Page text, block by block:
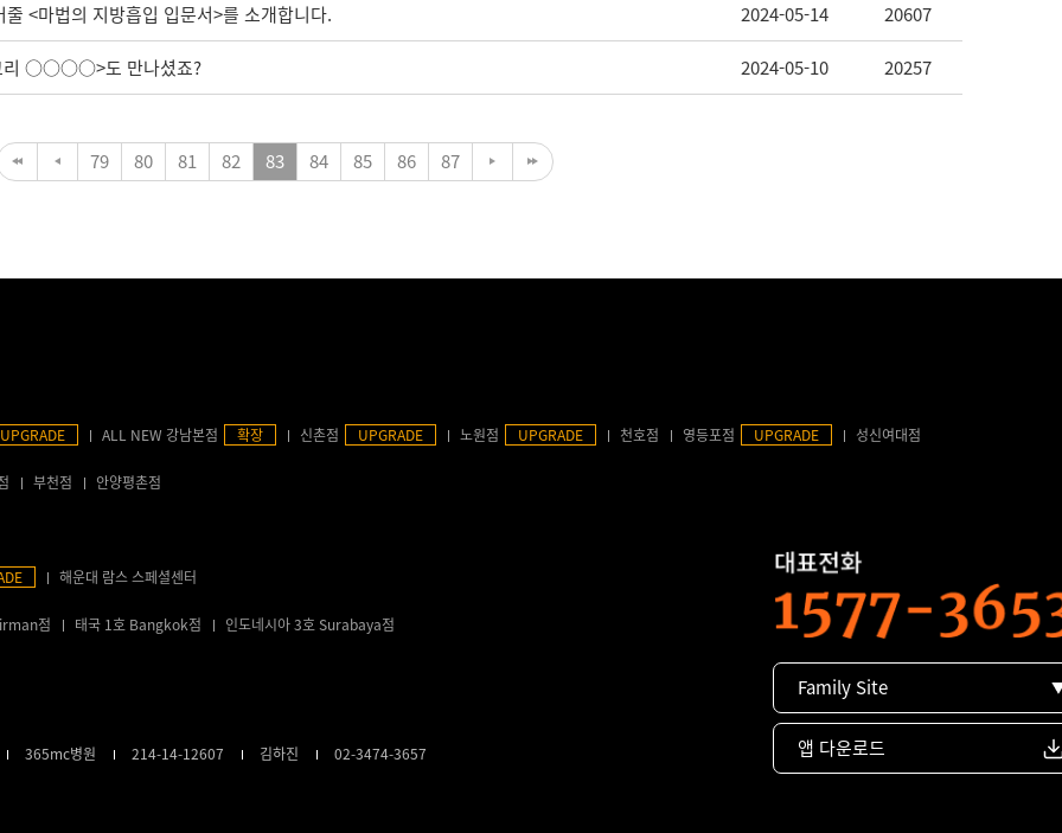
<마법의 지방흡입 입문서>를 소개합니다. 2024-05-14 20607
고리 ○○○○>도 만나셨죠? 2024-05-10 20257
79 80 81 82 83 84 85 86 87
UPGRADE ALL NEW 강남본점 확장 신촌점 UPGRADE 노원점 UPGRADE 천호점 영등포점 UPGRADE 성신여대점
부천점 안양평촌점
해운대 람스 스페셜센터
점 태국 1호 Bangkok점 인도네시아 3호 Surabaya점
365mc병원 214-14-12607 김하진 02-3474-3657
Family Site
앱 다운로드